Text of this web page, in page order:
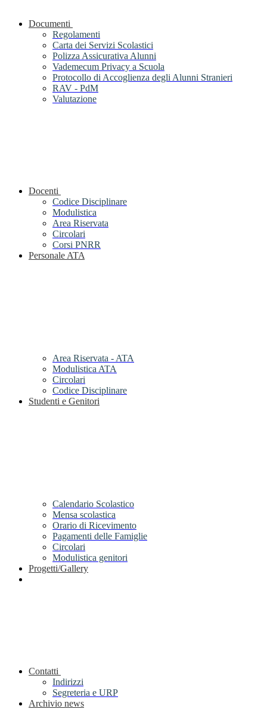
Documenti
Regolamenti
Carta dei Servizi Scolastici
Polizza Assicurativa Alunni
Vademecum Privacy a Scuola
Protocollo di Accoglienza degli Alunni Stranieri
RAV - PdM
Valutazione
Docenti
Codice Disciplinare
Modulistica
Area Riservata
Circolari
Corsi PNRR
Personale ATA
Area Riservata - ATA
Modulistica ATA
Circolari
Codice Disciplinare
Studenti e Genitori
Calendario Scolastico
Mensa scolastica
Orario di Ricevimento
Pagamenti delle Famiglie
Circolari
Modulistica genitori
Progetti/Gallery
Contatti
Indirizzi
Segreteria e URP
Archivio news